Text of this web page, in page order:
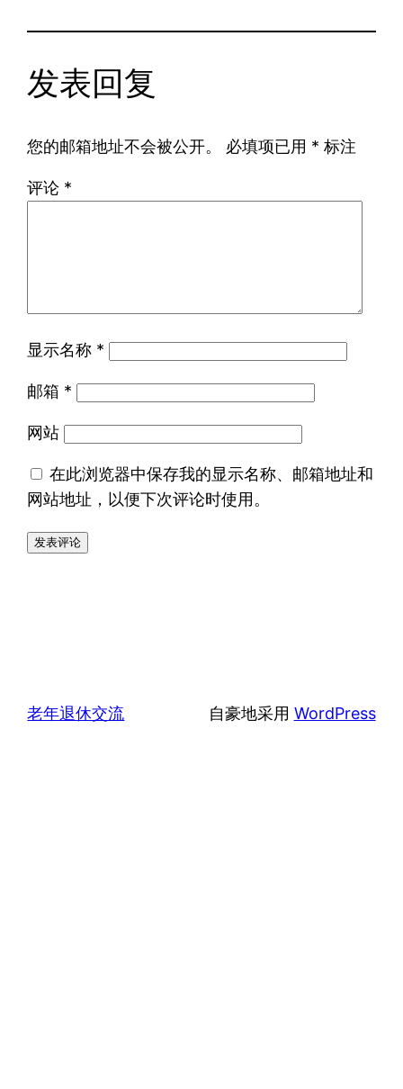
发表回复
您的邮箱地址不会被公开。 必填项已用 * 标注
评论 *
显示名称 *
邮箱 *
网站
在此浏览器中保存我的显示名称、邮箱地址和
网站地址，以便下次评论时使用。
老年退休交流 自豪地采用 WordPress